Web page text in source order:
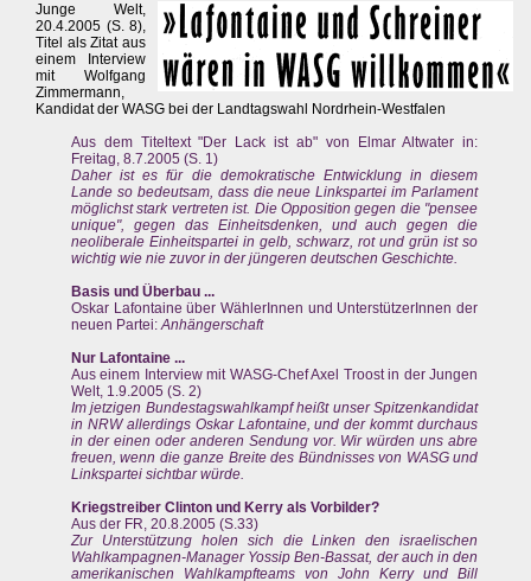
Junge Welt,
20.4.2005 (S. 8),
Titel als Zitat aus
einem Interview
mit Wolfgang
Zimmermann,
Kandidat der WASG bei der Landtagswahl Nordrhein-Westfalen
Aus dem Titeltext "Der Lack ist ab" von Elmar Altwater in:
Freitag, 8.7.2005 (S. 1)
Daher ist es für die demokratische Entwicklung in diesem
Lande so bedeutsam, dass die neue Linkspartei im Parlament
möglichst stark vertreten ist. Die Opposition gegen die "pensee
unique", gegen das Einheitsdenken, und auch gegen die
neoliberale Einheitspartei in gelb, schwarz, rot und grün ist so
wichtig wie nie zuvor in der jüngeren deutschen Geschichte.
Basis und Überbau ...
Oskar Lafontaine über WählerInnen und UnterstützerInnen der
neuen Partei:Anhängerschaft
Nur Lafontaine ...
Aus einem Interview mit WASG-Chef Axel Troost in der Jungen
Welt, 1.9.2005 (S. 2)
Im jetzigen Bundestagswahlkampf heißt unser Spitzenkandidat
in NRW allerdings Oskar Lafontaine, und der kommt durchaus
in der einen oder anderen Sendung vor. Wir würden uns abre
freuen, wenn die ganze Breite des Bündnisses von WASG und
Linkspartei sichtbar würde.
Kriegstreiber Clinton und Kerry als Vorbilder?
Aus der FR, 20.8.2005 (S.33)
Zur Unterstützung holen sich die Linken den israelischen
Wahlkampagnen-Manager Yossip Ben-Bassat, der auch in den
amerikanischen Wahlkampfteams von John Kerry und Bill